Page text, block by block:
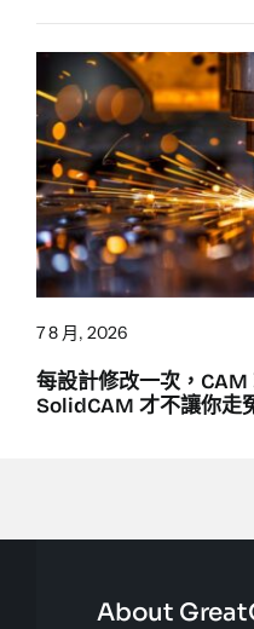
7 8 月, 2026
每設計修改一次，
SolidCAM 才不讓你走
About